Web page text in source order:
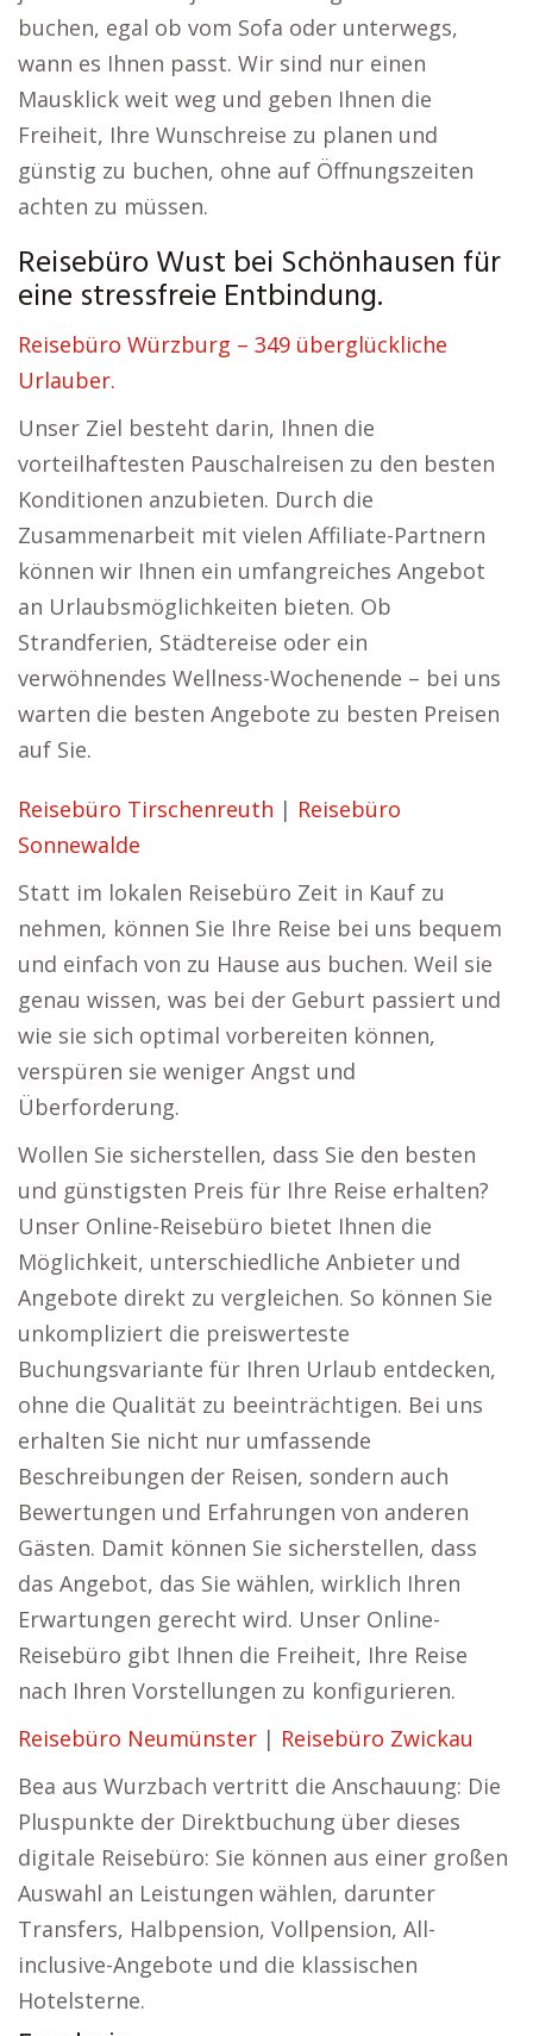
buchen, egal ob vom Sofa oder unterwegs,
wann es Ihnen passt. Wir sind nur einen
Mausklick weit weg und geben Ihnen die
Freiheit, Ihre Wunschreise zu planen und
günstig zu buchen, ohne auf Öffnungszeiten
achten zu müssen.
Reisebüro Wust bei Schönhausen für
eine stressfreie Entbindung.
Reisebüro Würzburg – 349 überglückliche
Urlauber.
Unser Ziel besteht darin, Ihnen die
vorteilhaftesten Pauschalreisen zu den besten
Konditionen anzubieten. Durch die
Zusammenarbeit mit vielen Affiliate-Partnern
können wir Ihnen ein umfangreiches Angebot
an Urlaubsmöglichkeiten bieten. Ob
Strandferien, Städtereise oder ein
verwöhnendes Wellness-Wochenende – bei uns
warten die besten Angebote zu besten Preisen
auf Sie.
Reisebüro Tirschenreuth | Reisebüro
Sonnewalde
Statt im lokalen Reisebüro Zeit in Kauf zu
nehmen, können Sie Ihre Reise bei uns bequem
und einfach von zu Hause aus buchen. Weil sie
genau wissen, was bei der Geburt passiert und
wie sie sich optimal vorbereiten können,
verspüren sie weniger Angst und
Überforderung.
Wollen Sie sicherstellen, dass Sie den besten
und günstigsten Preis für Ihre Reise erhalten?
Unser Online-Reisebüro bietet Ihnen die
Möglichkeit, unterschiedliche Anbieter und
Angebote direkt zu vergleichen. So können Sie
unkompliziert die preiswerteste
Buchungsvariante für Ihren Urlaub entdecken,
ohne die Qualität zu beeinträchtigen. Bei uns
erhalten Sie nicht nur umfassende
Beschreibungen der Reisen, sondern auch
Bewertungen und Erfahrungen von anderen
Gästen. Damit können Sie sicherstellen, dass
das Angebot, das Sie wählen, wirklich Ihren
Erwartungen gerecht wird. Unser Online-
Reisebüro gibt Ihnen die Freiheit, Ihre Reise
nach Ihren Vorstellungen zu konfigurieren.
Reisebüro Neumünster | Reisebüro Zwickau
Bea aus Wurzbach vertritt die Anschauung: Die
Pluspunkte der Direktbuchung über dieses
digitale Reisebüro: Sie können aus einer großen
Auswahl an Leistungen wählen, darunter
Transfers, Halbpension, Vollpension, All-
inclusive-Angebote und die klassischen
Hotelsterne.